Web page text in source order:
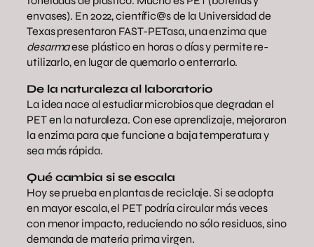
envases). En 2022, científic@s de la Universidad de
Texas presentaron FAST-PETasa, una enzima que
desarmaese plástico en horas o días y permite re-
utilizarlo, en lugar de quemarlo o enterrarlo.
De la naturaleza al laboratorio
La idea nace al estudiar microbios que degradan el
PET en la naturaleza. Con ese aprendizaje, mejoraron
la enzima para que funcione a baja temperatura y
sea más rápida.
Qué cambia si se escala
Hoy se prueba en plantas de reciclaje. Si se adopta
en mayor escala, el PET podría circular más veces
con menor impacto, reduciendo no sólo residuos, sino
demanda de materia prima virgen.